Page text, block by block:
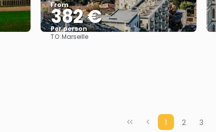
From
382 €
Per person
TO:Marseille
1 2 3